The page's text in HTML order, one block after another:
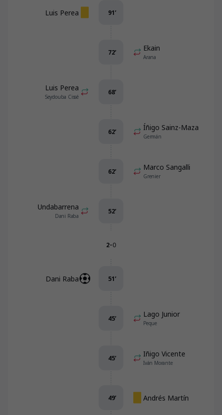
Luis Perea 91’
Ekain
Arana
72’
Luis Perea
Seydouba Cissé
68’
Íñigo Sainz-Maza
Germán
62’
Marco Sangalli
Grenier
62’
Undabarrena
Dani Raba
52’
2-0
Dani Raba 51’
Lago Junior
Peque
45’
Iñigo Vicente
Iván Morante
45’
Andrés Martín
49’